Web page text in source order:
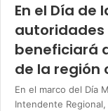
En el Día de
beneficiará
de la región
En el marco del Día
Intendente